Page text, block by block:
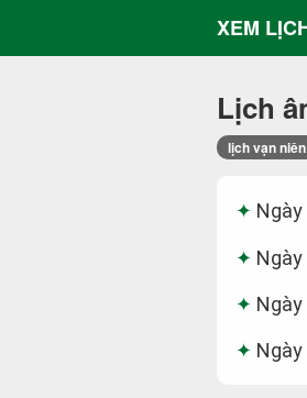
XEM
Lịch
lịch vạn
Ngày
Ngày
Ngày